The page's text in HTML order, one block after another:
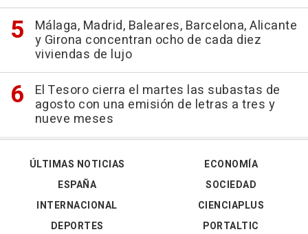
Málaga, Madrid, Baleares, Barcelona, Alicante
y Girona concentran ocho de cada diez
viviendas de lujo
El Tesoro cierra el martes las subastas de
agosto con una emisión de letras a tres y
nueve meses
ÚLTIMAS NOTICIAS
ESPAÑA
INTERNACIONAL
DEPORTES
ECONOMÍA
SOCIEDAD
CIENCIAPLUS
PORTALTIC